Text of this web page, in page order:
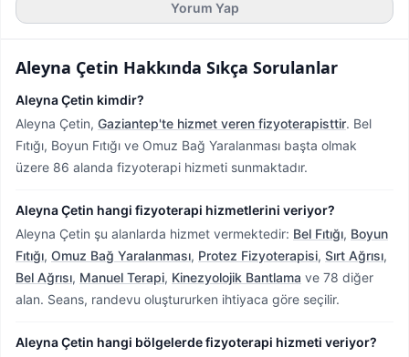
Yorum Yap
Aleyna Çetin Hakkında Sıkça Sorulanlar
Aleyna Çetin kimdir?
Aleyna Çetin, Gaziantep'te hizmet veren fizyoterapisttir. Bel
Fıtığı, Boyun Fıtığı ve Omuz Bağ Yaralanması başta olmak
üzere 86 alanda fizyoterapi hizmeti sunmaktadır.
Aleyna Çetin hangi fizyoterapi hizmetlerini veriyor?
Aleyna Çetin şu alanlarda hizmet vermektedir: Bel Fıtığı, Boyun
Fıtığı, Omuz Bağ Yaralanması, Protez Fizyoterapisi, Sırt Ağrısı,
Bel Ağrısı, Manuel Terapi, Kinezyolojik Bantlama ve 78 diğer
alan. Seans, randevu oluştururken ihtiyaca göre seçilir.
Aleyna Çetin hangi bölgelerde fizyoterapi hizmeti veriyor?